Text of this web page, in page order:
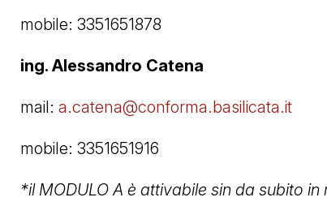
mobile: 3351651878
ing. Alessandro Catena
mail: a.catena@conforma.basilicata.it
mobile: 3351651916
*il MODULO A è attivabile sin da subito